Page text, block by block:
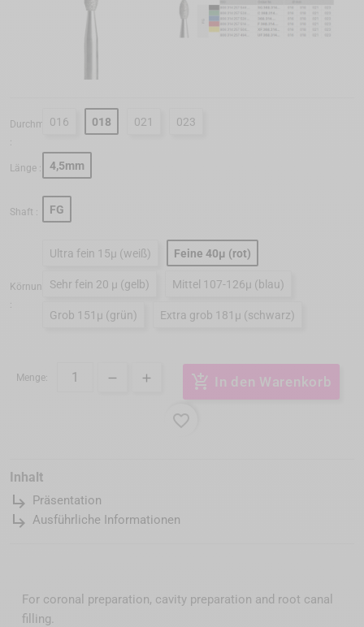
Durchmesser
:
016 018 021 023
Länge : 4,5mm
Shaft : FG
Körnung
:
Ultra fein 15μ (weiß) Feine 40μ (rot)
Sehr fein 20 μ (gelb) Mittel 107-126μ (blau)
Grob 151μ (grün) Extra grob 181μ (schwarz)
Menge: add_shopping_cart In den Warenkorb
favorite_border
Inhalt
subdirectory_arrow_right Präsentation
subdirectory_arrow_right Ausführliche Informationen
For coronal preparation, cavity preparation and root canal
filling.